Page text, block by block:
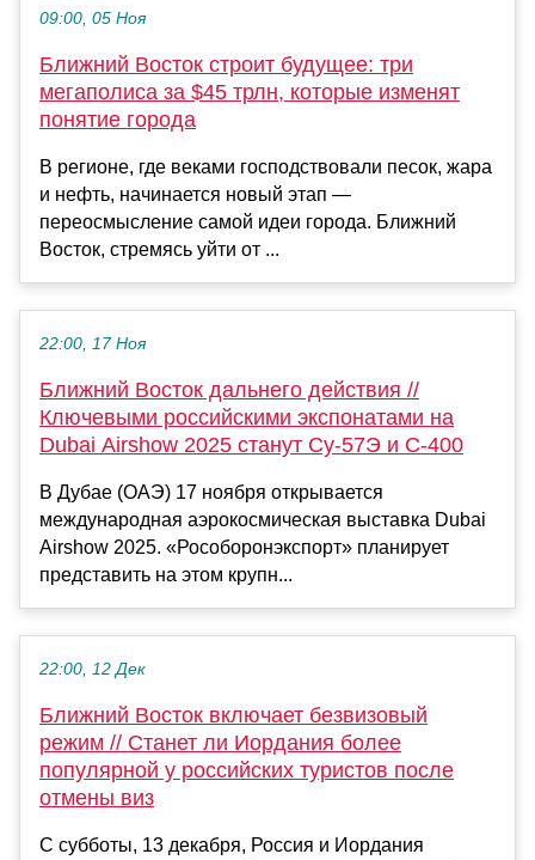
09:00, 05 Ноя
Ближний Восток строит будущее: три
мегаполиса за $45 трлн, которые изменят
понятие города
В регионе, где веками господствовали песок, жара
и нефть, начинается новый этап —
переосмысление самой идеи города. Ближний
Восток, стремясь уйти от ...
22:00, 17 Ноя
Ближний Восток дальнего действия //
Ключевыми российскими экспонатами на
Dubai Airshow 2025 станут Су-57Э и С-400
В Дубае (ОАЭ) 17 ноября открывается
международная аэрокосмическая выставка Dubai
Airshow 2025. «Рособоронэкспорт» планирует
представить на этом крупн...
22:00, 12 Дек
Ближний Восток включает безвизовый
режим // Станет ли Иордания более
популярной у российских туристов после
отмены виз
С субботы, 13 декабря, Россия и Иордания